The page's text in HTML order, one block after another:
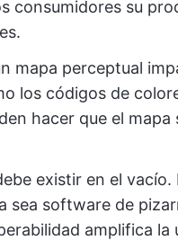
consumidores su
mapa perceptual
los códigos de
hacer que el
existir en el vacío.
sea software de
amplifica la